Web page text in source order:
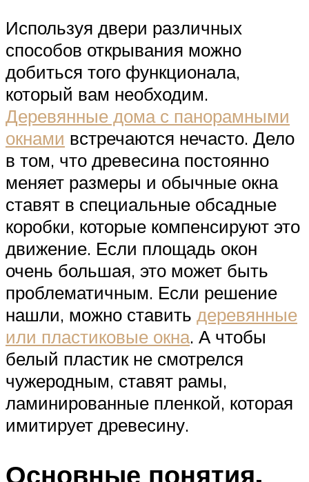
Используя двери различных
способов открывания можно
добиться того функционала,
который вам необходим.
Деревянные дома с панорамными
окнами встречаются нечасто. Дело
в том, что древесина постоянно
меняет размеры и обычные окна
ставят в специальные обсадные
коробки, которые компенсируют это
движение. Если площадь окон
очень большая, это может быть
проблематичным. Если решение
нашли, можно ставить деревянные
или пластиковые окна. А чтобы
белый пластик не смотрелся
чужеродным, ставят рамы,
ламинированные пленкой, которая
имитирует древесину.
Основные понятия.